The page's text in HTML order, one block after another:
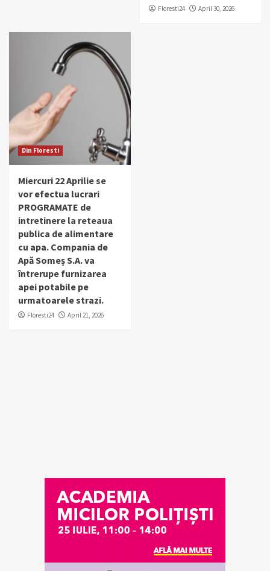
Floresti24 April 30, 2026
Din Floresti
Miercuri 22 Aprilie se
vor efectua lucrari
PROGRAMATE de
intretinere la reteaua
publica de alimentare
cu apa. Compania de
Apă Someș S.A. va
întrerupe furnizarea
apei potabile pe
urmatoarele strazi.
Floresti24 April 21, 2026